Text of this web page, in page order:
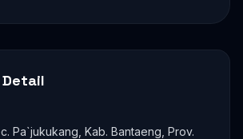
Pa`jukukang, Kab. Bantaeng, Prov.